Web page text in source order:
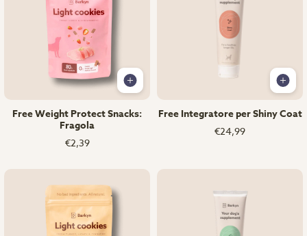
Free Weight Protect Snacks:
Fragola
€2,39
Free Integratore per Shiny Coat
€24,99